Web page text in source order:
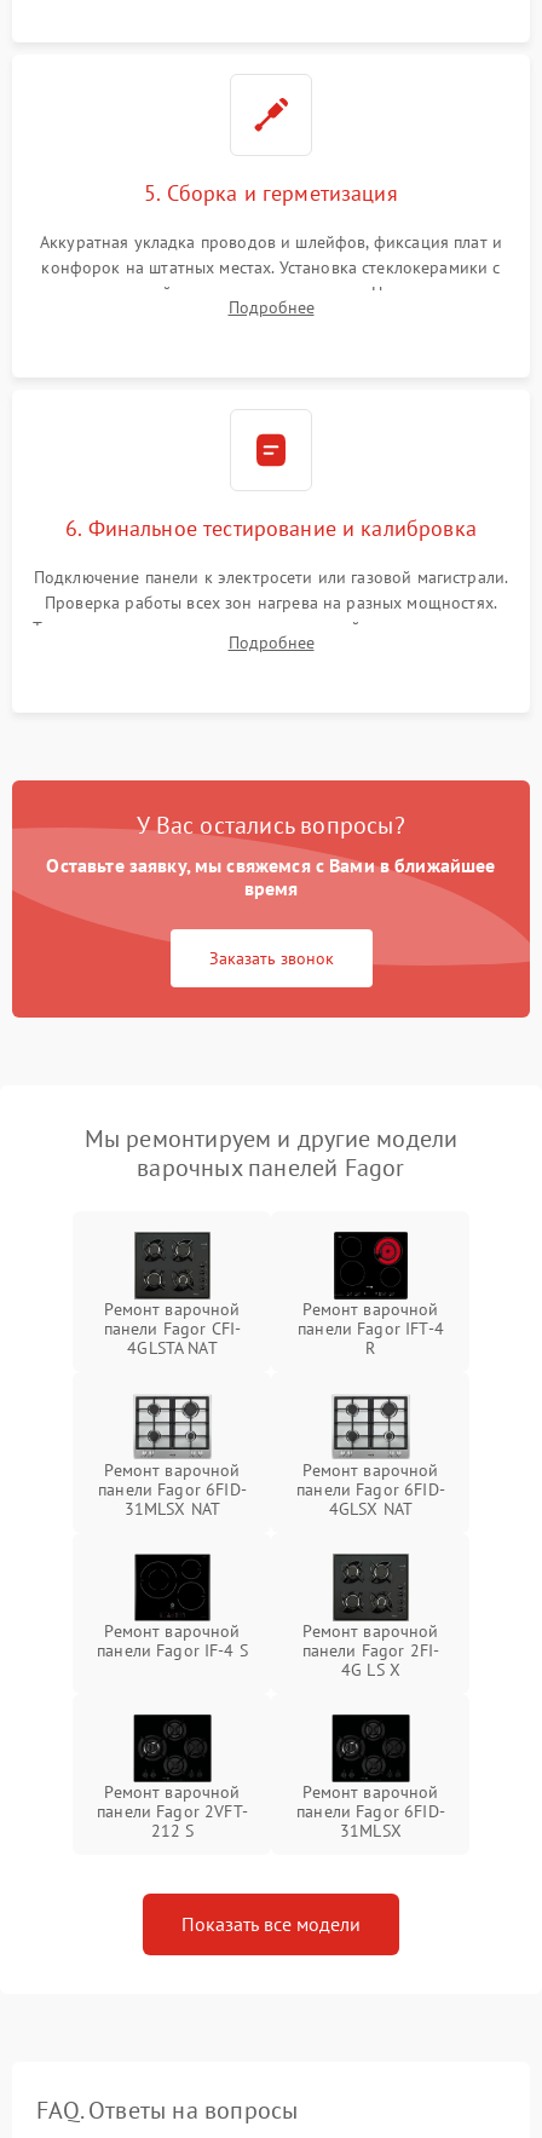
5. Сборка и герметизация
Аккуратная укладка проводов и шлейфов, фиксация плат и
конфорок на штатных местах. Установка стеклокерамики с
проверкой равномерности зазоров. Нанесение
термостойкого герметика или укладка уплотнительной
Подробнее
6. Финальное тестирование и калибровка
Подключение панели к электросети или газовой магистрали.
Проверка работы всех зон нагрева на разных мощностях.
Тестирование сенсорного управления, таймера, индикаторов
остаточного тепла и систем защиты от перегрева.
Подробнее
У Вас остались вопросы?
Оставьте заявку, мы свяжемся с Вами в ближайшее
время
Заказать звонок
Мы ремонтируем и другие модели
варочных панелей Fagor
Ремонт варочной
панели Fagor CFI-
4GLSTA NAT
Ремонт варочной
панели Fagor IFT-4
R
Ремонт варочной
панели Fagor 6FID-
31MLSX NAT
Ремонт варочной
панели Fagor 6FID-
4GLSX NAT
Ремонт варочной
панели Fagor IF-4 S
Ремонт варочной
панели Fagor 2FI-
4G LS X
Ремонт варочной
панели Fagor 2VFT-
212 S
Ремонт варочной
панели Fagor 6FID-
31MLSX
Показать все модели
FAQ. Ответы на вопросы